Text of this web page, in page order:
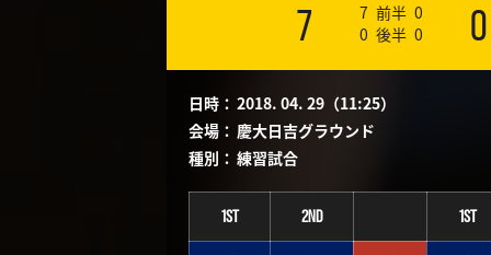
7 7 前半 0
0 後半 0 0
日時： 2018. 04. 29（11:25）
会場： 慶大日吉グラウンド
種別： 練習試合
1st 2nd 1st